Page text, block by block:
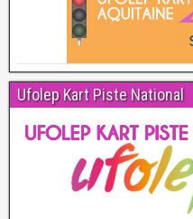
Ufolep Kart Piste National